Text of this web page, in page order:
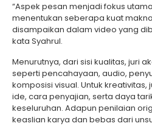
“Aspek pesan menjadi fokus
menentukan seberapa kuat
disampaikan dalam video yang
kata Syahrul.
Menurutnya, dari sisi kualitas, juri
seperti pencahayaan, audio,
komposisi visual. Untuk kreativitas,
ide, cara penyajian, serta daya
keseluruhan. Adapun penilaian
keaslian karya dan bebas dari